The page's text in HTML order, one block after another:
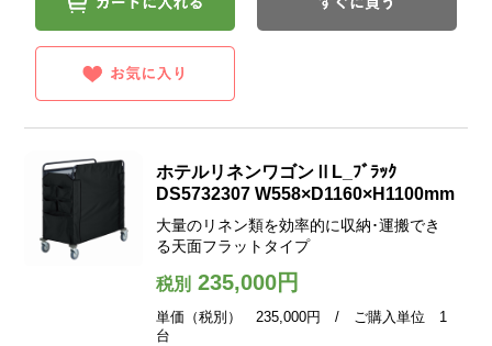
ホテルリネンワゴンⅡL_ﾌﾞﾗｯｸ
DS5732307 W558×D1160×H1100mm
大量のリネン類を効率的に収納･運搬でき
る天面フラットタイプ
税別235,000円
単価（税別） 235,000円 / ご購入単位 1
台